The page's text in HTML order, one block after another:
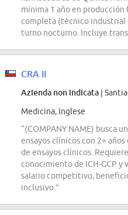
mínima 1 año en
completa (técnico industrial
turno nocturno. Incluye
CRA II
Azienda non indicata |
Medicina, Inglese
“(COMPANY NAME) busca
ensayos clínicos con 2+
de ensayos clínicos.
conocimiento de ICH-GCP y
salario competitivo,
inclusivo.”